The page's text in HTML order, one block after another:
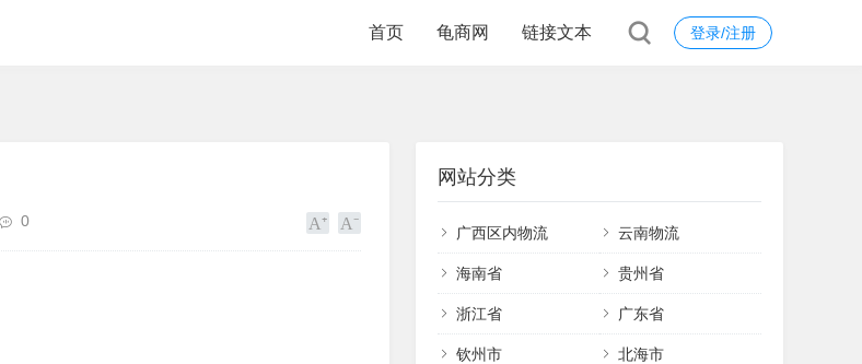
登录/注册
首页 龟商网 链接文本
0
网站分类
广西区内物流 云南物流
海南省 贵州省
浙江省 广东省
钦州市 北海市